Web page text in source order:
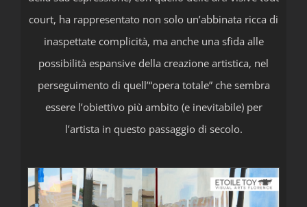
court, ha rappresentato non solo un’abbinata ricca di
inaspettate complicità, ma anche una sfida alle
possibilità espansive della creazione artistica, nel
perseguimento di quell’“opera totale” che sembra
essere l’obiettivo più ambito (e inevitabile) per
l’artista in questo passaggio di secolo.